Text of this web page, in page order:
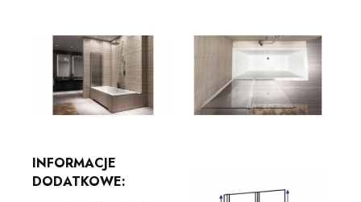
INFORMACJE
DODATKOWE: